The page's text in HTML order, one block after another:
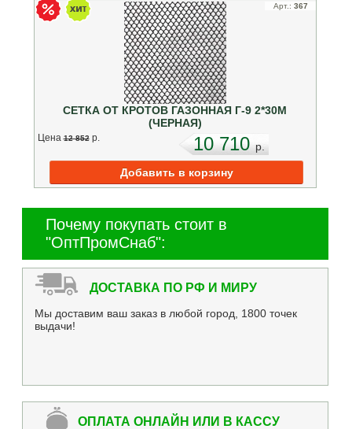
Арт.: 367
СЕТКА ОТ КРОТОВ ГАЗОННАЯ Г-9 2*30М
(ЧЕРНАЯ)
Цена 12 852 p. 10 710p.
Почему покупать стоит в
"ОптПромСнаб":
ДОСТАВКА ПО РФ И МИРУ
Мы доставим ваш заказ в любой город, 1800 точек
выдачи!
ОПЛАТА ОНЛАЙН ИЛИ В КАССУ